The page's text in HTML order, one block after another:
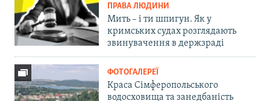
ПРАВА ЛЮДИНИ
Мить – і ти шпигун. Як у
кримських судах розглядають
звинувачення в держзраді
ФОТОГАЛЕРЕЇ
Краса Сімферопольського
водосховища та занедбаність